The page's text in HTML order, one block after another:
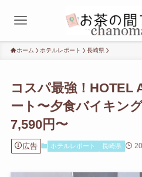
ホーム ホテルレポート 長崎県
コスパ最強！HOTEL
ート〜夕食バイキン
7,590円〜
広告 ホテルレポート 長崎県